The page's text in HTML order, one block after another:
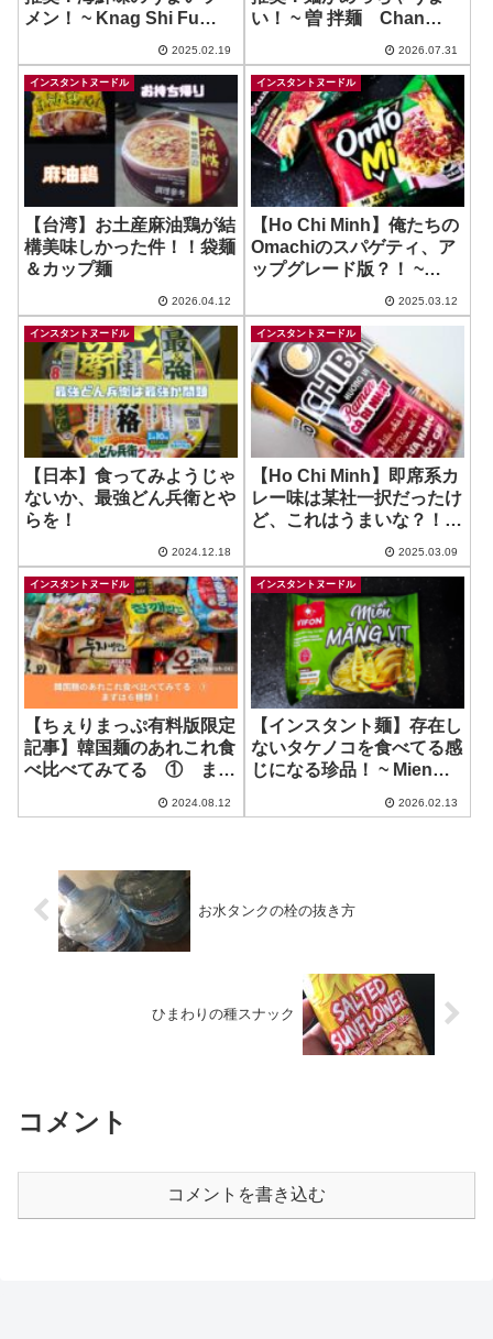
メン！ ~ Knag Shi Fu
板味
2025.02.19
い！ ~ 曽 拌麺 Chan
2026.07.31
インスタントヌードル
【台湾】お土産麻油鶏が結
構美味しかった件！！袋麺
＆カップ麺
2026.04.12
インスタントヌードル
【Ho Chi Minh】俺たちの
Omachiのスパゲティ、ア
ップグレード版？！ ~
2025.03.12
インスタントヌードル
【日本】食ってみようじゃ
ないか、最強どん兵衛とや
らを！
2024.12.18
インスタントヌードル
【Ho Chi Minh】即席系カ
レー味は某社一択だったけ
ど、これはうまいな？！ ~
ICHIBANYA / ACECOOK
2025.03.09
インスタントヌードル
【ちぇりまっぷ有料版限定
記事】韓国麺のあれこれ食
べ比べてみてる ① まず
2024.08.12
インスタントヌードル
【インスタント麺】存在し
ないタケノコを食べてる感
じになる珍品！ ~ Mien
2026.02.13
お水タンクの栓の抜き方
ひまわりの種スナック
コメント
コメントを書き込む